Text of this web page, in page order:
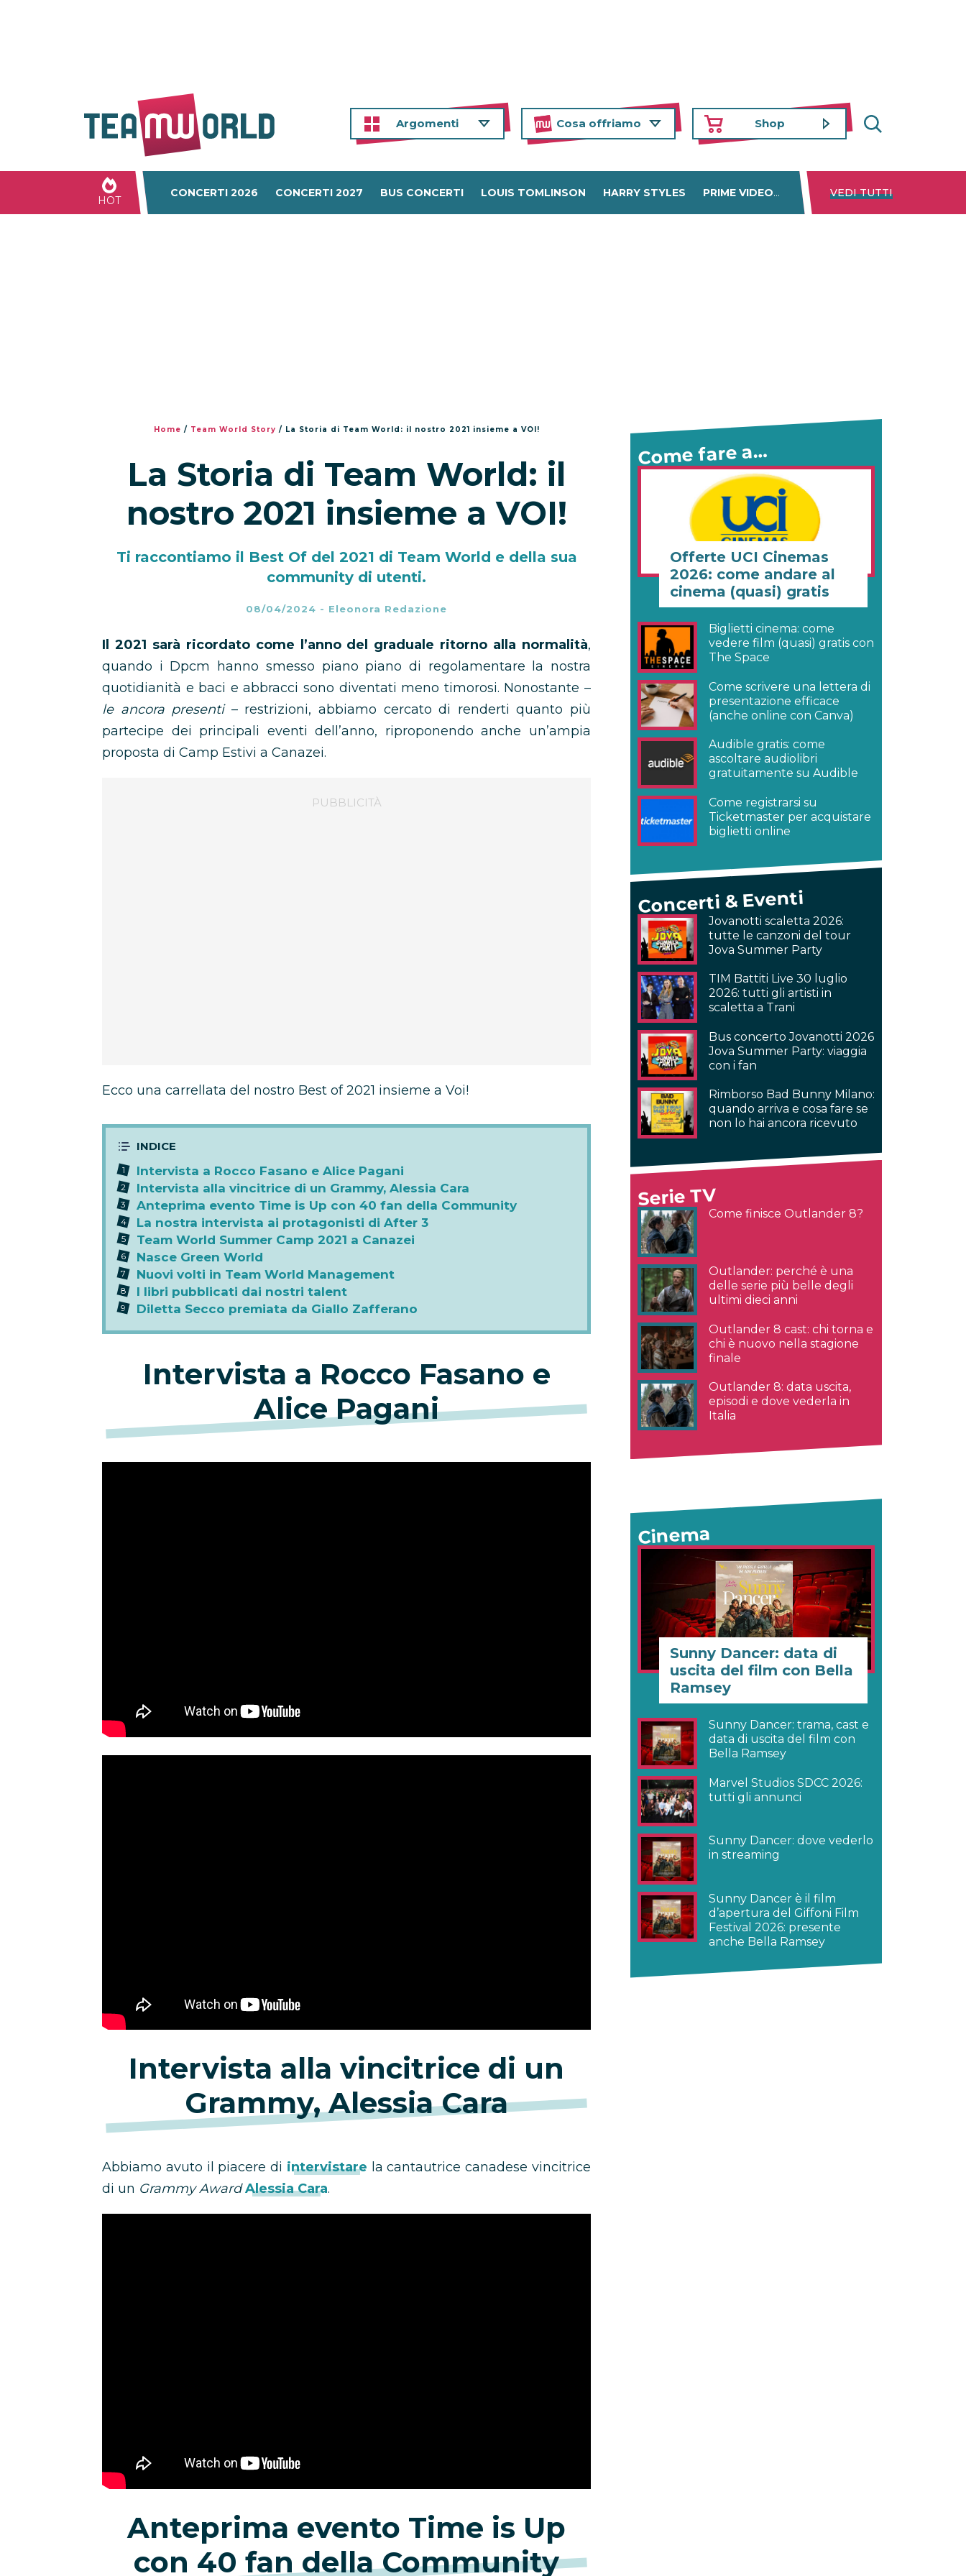
Argomenti Cosa offriamo Shop
HOT
CONCERTI 2026 CONCERTI 2027 BUS CONCERTI LOUIS TOMLINSON HARRY STYLES PRIME VIDEO DISNEY+ NETFLIX
VEDI TUTTI
Home / Team World Story / La Storia di Team World: il nostro 2021 insieme a VOI!
La Storia di Team World: il
nostro 2021 insieme a VOI!
Ti raccontiamo il Best Of del 2021 di Team World e della sua
community di utenti.
08/04/2024 - Eleonora Redazione
Il 2021 sarà ricordato come l’anno del graduale ritorno alla normalità,
quando i Dpcm hanno smesso piano piano di regolamentare la nostra
quotidianità e baci e abbracci sono diventati meno timorosi. Nonostante –
le ancora presenti– restrizioni, abbiamo cercato di renderti quanto più
partecipe dei principali eventi dell’anno, riproponendo anche un’ampia
proposta di Camp Estivi a Canazei.
Ecco una carrellata del nostro Best of 2021 insieme a Voi!
Intervista a Rocco Fasano e Alice Pagani
Intervista alla vincitrice di un Grammy, Alessia Cara
Anteprima evento Time is Up con 40 fan della Community
La nostra intervista ai protagonisti di After 3
Team World Summer Camp 2021 a Canazei
Nasce Green World
Nuovi volti in Team World Management
I libri pubblicati dai nostri talent
Diletta Secco premiata da Giallo Zafferano
Intervista a Rocco Fasano e
Alice Pagani
Intervista alla vincitrice di un
Grammy, Alessia Cara
Abbiamo avuto il piacere di intervistare la cantautrice canadese vincitrice
di un Grammy Award Alessia Cara.
Anteprima evento Time is Up
con 40 fan della Community
Come fare a…
Offerte UCI Cinemas
2026: come andare al
cinema (quasi) gratis
Biglietti cinema: come
vedere film (quasi) gratis con
The Space
Come scrivere una lettera di
presentazione efficace
(anche online con Canva)
Audible gratis: come
ascoltare audiolibri
gratuitamente su Audible
Come registrarsi su
Ticketmaster per acquistare
biglietti online
Concerti & Eventi
Jovanotti scaletta 2026:
tutte le canzoni del tour
Jova Summer Party
TIM Battiti Live 30 luglio
2026: tutti gli artisti in
scaletta a Trani
Bus concerto Jovanotti 2026
Jova Summer Party: viaggia
con i fan
Rimborso Bad Bunny Milano:
quando arriva e cosa fare se
non lo hai ancora ricevuto
Serie TV
Come finisce Outlander 8?
Outlander: perché è una
delle serie più belle degli
ultimi dieci anni
Outlander 8 cast: chi torna e
chi è nuovo nella stagione
finale
Outlander 8: data uscita,
episodi e dove vederla in
Italia
Cinema
Sunny Dancer: data di
uscita del film con Bella
Ramsey
Sunny Dancer: trama, cast e
data di uscita del film con
Bella Ramsey
Marvel Studios SDCC 2026:
tutti gli annunci
Sunny Dancer: dove vederlo
in streaming
Sunny Dancer è il film
d’apertura del Giffoni Film
Festival 2026: presente
anche Bella Ramsey